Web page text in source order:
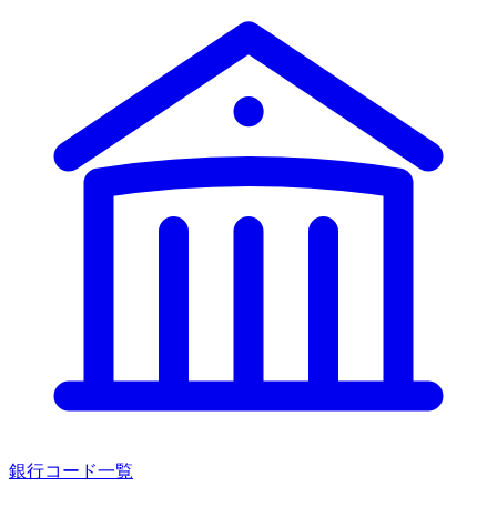
銀行コード一覧